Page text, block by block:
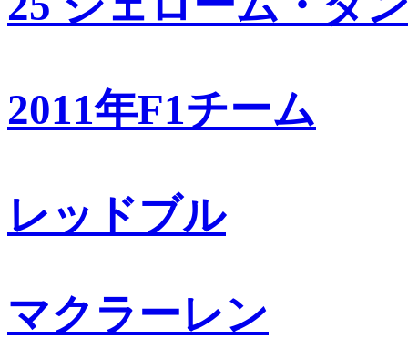
2011年F1チーム
レッドブル
マクラーレン